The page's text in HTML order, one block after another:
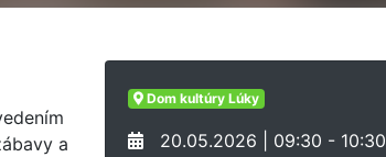
a
Dom kultúry Lúky
20.05.2026 | 09:30 - 10:30